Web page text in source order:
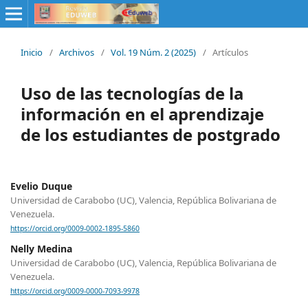
Inicio / Archivos / Vol. 19 Núm. 2 (2025) / Artículos
Uso de las tecnologías de la
información en el aprendizaje
de los estudiantes de postgrado
Evelio Duque
Universidad de Carabobo (UC), Valencia, República Bolivariana de
Venezuela.
https://orcid.org/0009-0002-1895-5860
Nelly Medina
Universidad de Carabobo (UC), Valencia, República Bolivariana de
Venezuela.
https://orcid.org/0009-0000-7093-9978